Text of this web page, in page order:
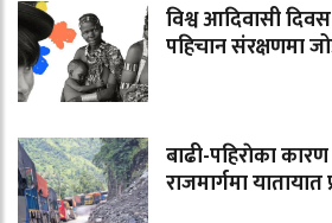
विश्व आदिवासी
पहिचान संरक्षणमा
बाढी-पहिराेका
राजमार्गमा यातायात